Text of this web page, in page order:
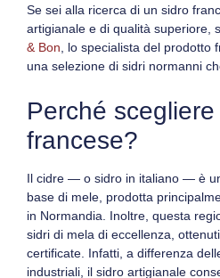
Se sei alla ricerca di un sidro
artigianale e di qualità superiore,
& Bon , lo specialista del
una selezione di sidri normanni
Perché
francese?
Il cidre — o sidro in italiano — è
base di mele, prodotta
in Normandia. Inoltre , questa
sidri di mela di eccellenza,
certificate. Infatti , a differenza
industriali, il sidro artigianale